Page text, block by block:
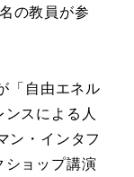
の教員が参
「自由エネル
スによる人
ン・インタフ
ショップ講演